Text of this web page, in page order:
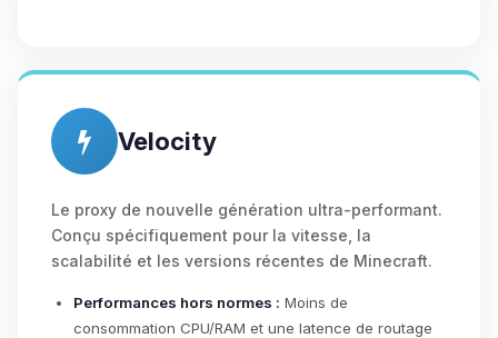
Velocity
Le proxy de nouvelle génération ultra-performant.
Conçu spécifiquement pour la vitesse, la
scalabilité et les versions récentes de Minecraft.
Performances hors normes : Moins de
consommation CPU/RAM et une latence de routage